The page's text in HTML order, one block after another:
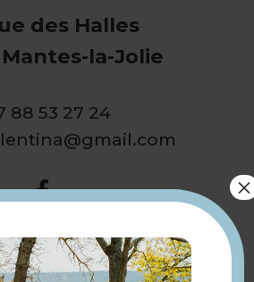
des Halles
la-Jolie
88 53 27 24
×